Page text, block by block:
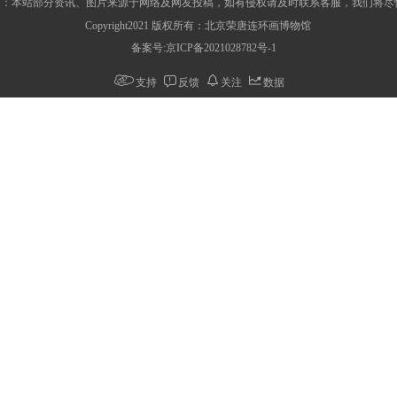
本站部分资讯、图片来源于网络及网友投稿，如有侵权请及时联系客服，我们将尽
Copyright2021 版权所有：北京荣唐连环画博物馆
备案号:京ICP备2021028782号-1
支持 反馈 关注 数据